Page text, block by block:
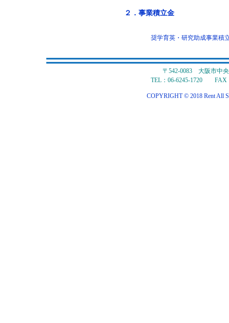
２．事業積立金
奨学育英・研究助成事業積
〒542-0083 大阪市中
TEL：06-6245-1720 FAX
COPYRIGHT © 2018 Rent All